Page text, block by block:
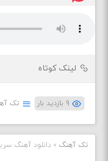
لینک کوتاه
۹ بازدید بار تک
تک آهنگ »دانلود آهنگ